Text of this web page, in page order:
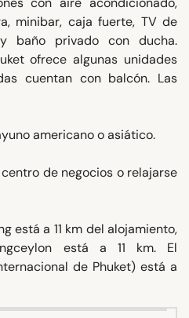
minibar, caja fuerte, TV de
baño privado con ducha.
ofrece algunas unidades
cuentan con balcón. Las
americano o asiático.
de negocios o relajarse
está a 11 km del alojamiento,
está a 11 km. El
de Phuket) está a